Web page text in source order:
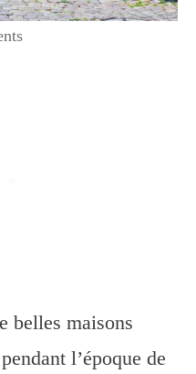
belles maisons
l’époque de